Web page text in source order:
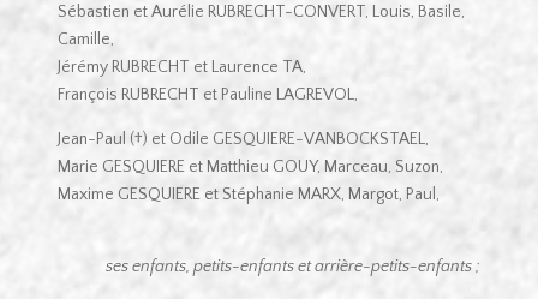
Sébastien et Aurélie RUBRECHT-CONVERT, Louis, Basile,
Camille,
Jérémy RUBRECHT et Laurence TA,
François RUBRECHT et Pauline LAGREVOL,
Jean-Paul (†) et Odile GESQUIERE-VANBOCKSTAEL,
Marie GESQUIERE et Matthieu GOUY, Marceau, Suzon,
Maxime GESQUIERE et Stéphanie MARX, Margot, Paul,
ses enfants, petits-enfants et arrière-petits-enfants ;